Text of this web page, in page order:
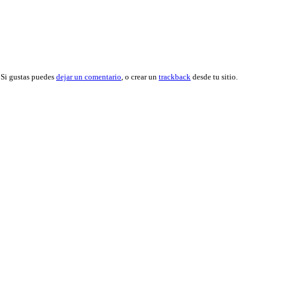
. Si gustas puedes dejar un comentario , o crear un trackback desde tu sitio.